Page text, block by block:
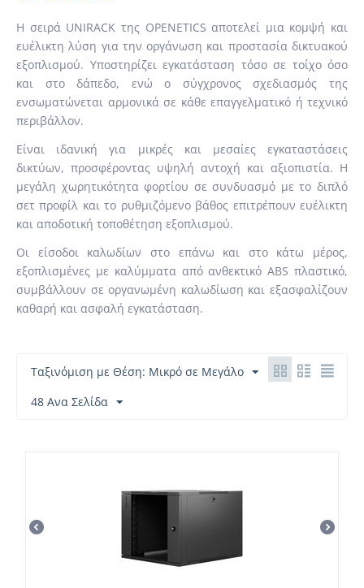
Η σειρά UNIRACK της OPENETICS αποτελεί μια κομψή και
ευέλικτη λύση για την οργάνωση και προστασία δικτυακού
εξοπλισμού. Υποστηρίζει εγκατάσταση τόσο σε τοίχο όσο
και στο δάπεδο, ενώ ο σύγχρονος σχεδιασμός της
ενσωματώνεται αρμονικά σε κάθε επαγγελματικό ή τεχνικό
περιβάλλον.
Είναι ιδανική για μικρές και μεσαίες εγκαταστάσεις
δικτύων, προσφέροντας υψηλή αντοχή και αξιοπιστία. Η
μεγάλη χωρητικότητα φορτίου σε συνδυασμό με το διπλό
σετ προφίλ και το ρυθμιζόμενο βάθος επιτρέπουν ευέλικτη
και αποδοτική τοποθέτηση εξοπλισμού.
Οι είσοδοι καλωδίων στο επάνω και στο κάτω μέρος,
εξοπλισμένες με καλύμματα από ανθεκτικό ABS πλαστικό,
συμβάλλουν σε οργανωμένη καλωδίωση και εξασφαλίζουν
καθαρή και ασφαλή εγκατάσταση.
Ταξινόμιση με Θέση: Μικρό σε Μεγάλο
48 Ανα Σελίδα